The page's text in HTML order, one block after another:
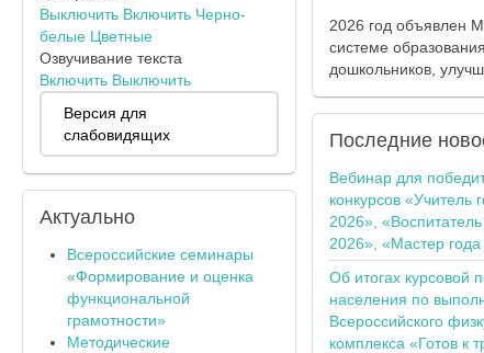
2026 год объявлен
системе
дошкольников,
Последние
Вебинар для
конкурсов «Учитель
2026»,
2026», «Мастер
Об итогах курсовой
населения по
Всероссийского
комплекса «Готов к
Выключить Включить Черно-
белые Цветные
Озвучивание текста
Включить Выключить
Версия для
слабовидящих
Актуально
Всероссийские семинары
«Формирование и оценка
функциональной
грамотности»
Методические